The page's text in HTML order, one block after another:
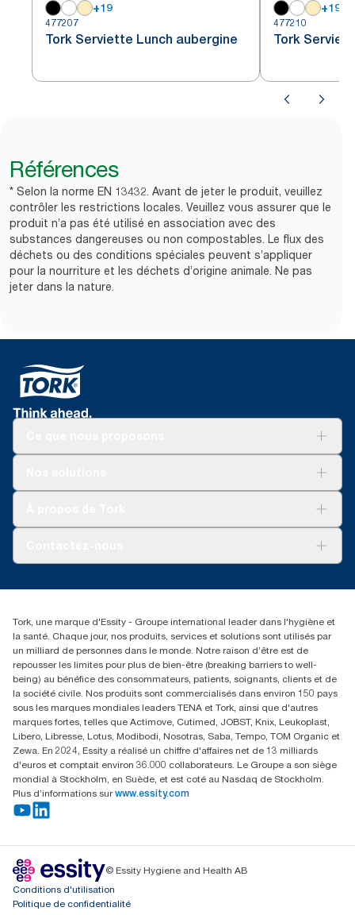
+19
477207
Tork Serviette Lunch aubergine
+19
477210
Tork
Références
* Selon la norme EN 13432. Avant de jeter le produit, veuillez
contrôler les restrictions locales. Veuillez vous assurer que le
produit n’a pas été utilisé en association avec des
substances dangereuses ou non compostables. Le flux des
déchets ou des conditions spéciales peuvent s’appliquer
pour la nourriture et les déchets d’origine animale. Ne pas
jeter dans la nature.
01 85 07 92 00
Tork, une marque d'Essity - Groupe international leader dans l'hygiène et
la santé. Chaque jour, nos produits, services et solutions sont utilisés par
un milliard de personnes dans le monde. Notre raison d’être est de
repousser les limites pour plus de bien-être (breaking barriers to well-
being) au bénéfice des consommateurs, patients, soignants, clients et de
la société civile. Nos produits sont commercialisés dans environ 150 pays
sous les marques mondiales leaders TENA et Tork, ainsi que d'autres
marques fortes, telles que Actimove, Cutimed, JOBST, Knix, Leukoplast,
Libero, Libresse, Lotus, Modibodi, Nosotras, Saba, Tempo, TOM Organic et
Zewa. En 2024, Essity a réalisé un chiffre d'affaires net de 13 milliards
d'euros et comptait environ 36.000 collaborateurs. Le Groupe a son siège
mondial à Stockholm, en Suède, et est coté au Nasdaq de Stockholm.
Plus d’informations sur www.essity.com
© Essity Hygiene and Health AB
Conditions d'utilisation
Politique de confidentialité